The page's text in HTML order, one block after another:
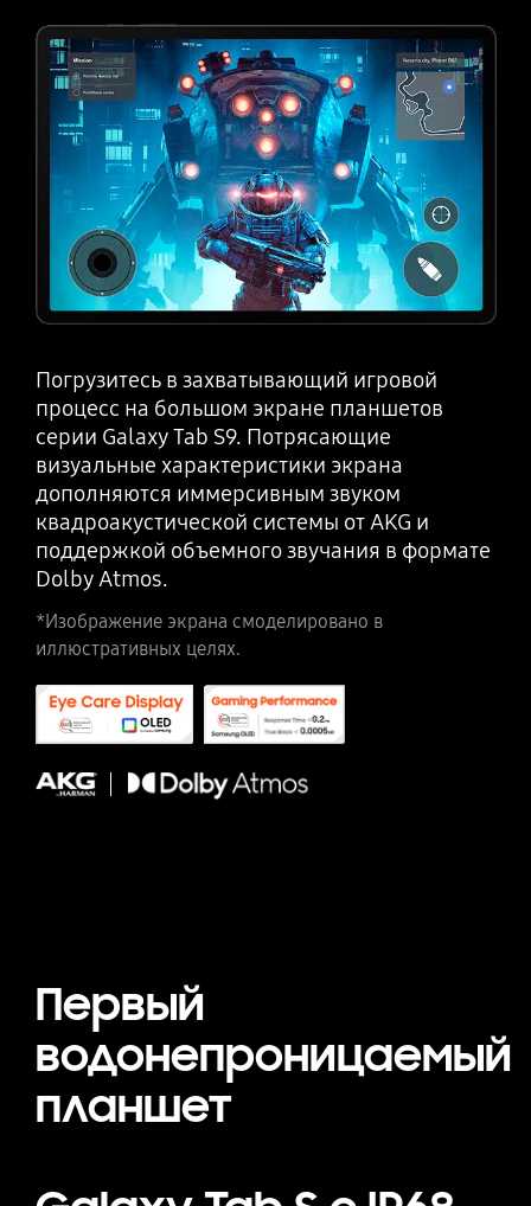
Погрузитесь в захватывающий игровой
процесс на большом экране планшетов
серии Galaxy Tab S9. Потрясающие
визуальные характеристики экрана
дополняются иммерсивным звуком
квадроакустической системы от AKG и
поддержкой объемного звучания в формате
Dolby Atmos.
*Изображение экрана смоделировано в
иллюстративных целях.
Первый
водонепроницаемый
планшет